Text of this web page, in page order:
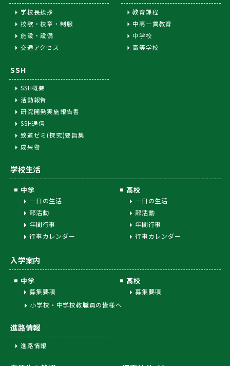
学校長挨拶
校歌・校章・制服
施設・設備
交通アクセス
教育課程
中高一貫教育
中学校
高等学校
SSH
SSH概要
活動報告
研究開発実施報告書
SSH通信
致道ゼミ(探究)要旨集
成果物
学校生活
中学
一日の生活
部活動
年間行事
行事カレンダー
高校
一日の生活
部活動
年間行事
行事カレンダー
入学案内
中学
募集要項
高校
募集要項
小学校・中学校教職員の皆様へ
進路情報
進路情報